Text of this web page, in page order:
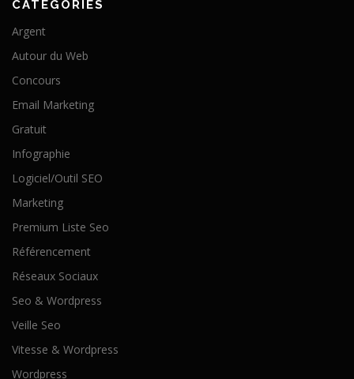
CATÉGORIES
Argent
Autour du Web
Concours
Email Marketing
Gratuit
Infographie
Logiciel/Outil SEO
Marketing
Premium Liste Seo
Référencement
Réseaux Sociaux
Seo & Wordpress
Veille Seo
Vitesse & Wordpress
Wordpress